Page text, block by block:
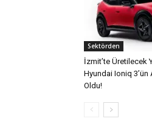
Sektörden
İzmit’te Üretilecek
Hyundai Ioniq 3’ün
Oldu!